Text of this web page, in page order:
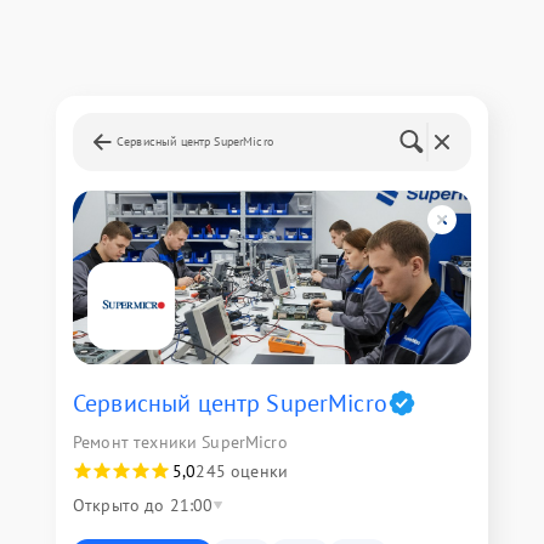
Сервисный центр SuperMicro
Сервисный центр SuperMicro
Ремонт техники SuperMicro
5,0245 оценки
Открыто до 21:00